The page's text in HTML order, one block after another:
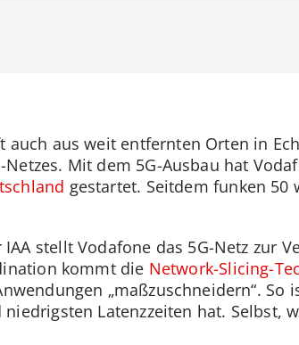
aus weit entfernten Orten in
Mit dem 5G-Ausbau hat
gestartet. Seitdem funken 50
stellt Vodafone das 5G-Netz zur
kommt die Network-Slicing-
„maßzuschneidern“. So
Latenzzeiten hat. Selbst,